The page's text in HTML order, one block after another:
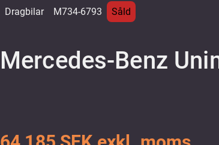
Dragbilar M734-6793 Såld
Mercedes-Benz